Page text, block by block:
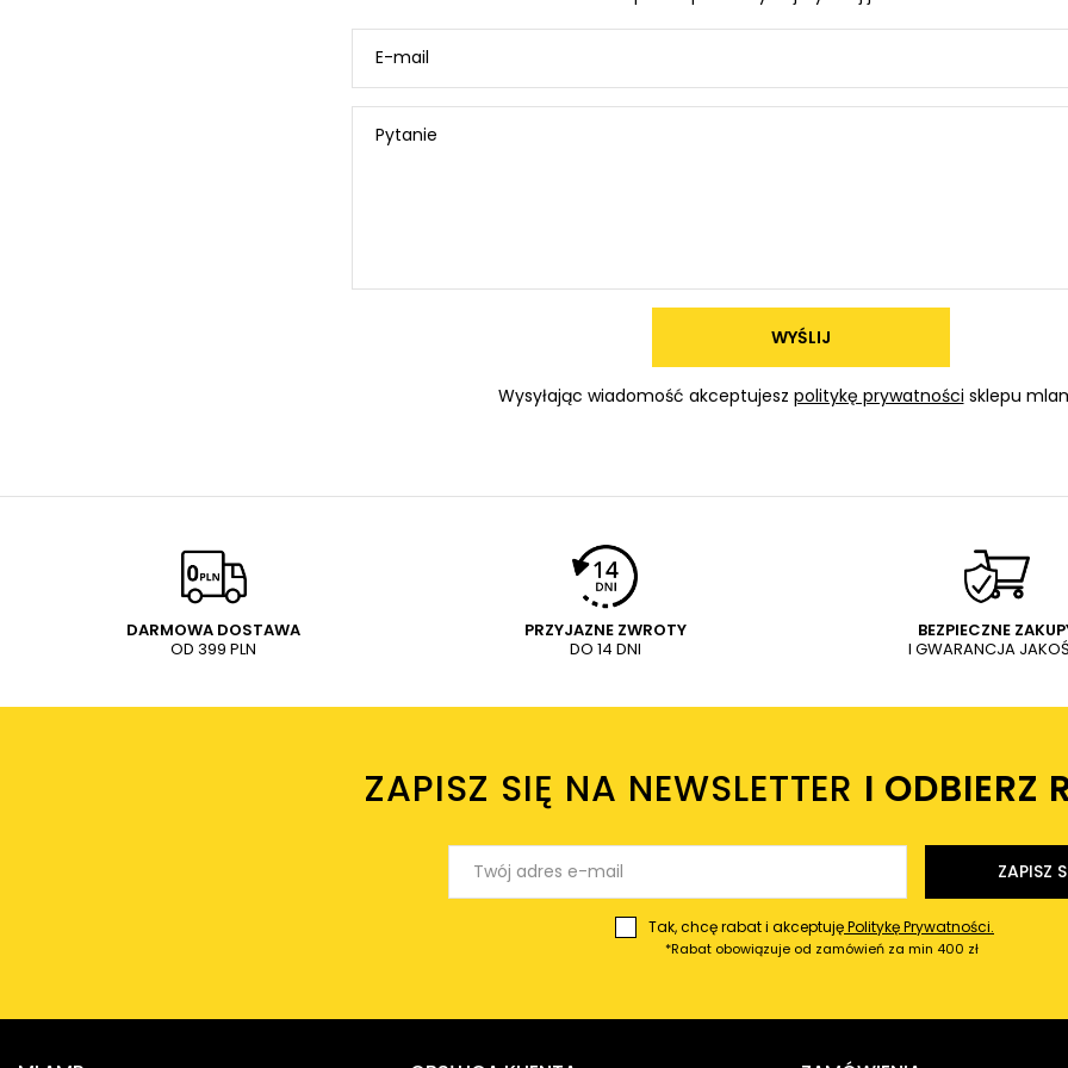
E-mail
Pytanie
WYŚLIJ
Wysyłając wiadomość akceptujesz politykę prywatności sklepu
DARMOWA DOSTAWA
OD 399 PLN
PRZYJAZNE ZWROTY
DO 14 DNI
BEZPIECZNE
I GWARANCJA
ZAPISZ SIĘ NA NEWSLETTER I ODBIERZ
ZAPISZ
Tak, chcę rabat i akceptujęPolitykę Prywatności.
*Rabat obowiązuje od zamówień za min 400 zł